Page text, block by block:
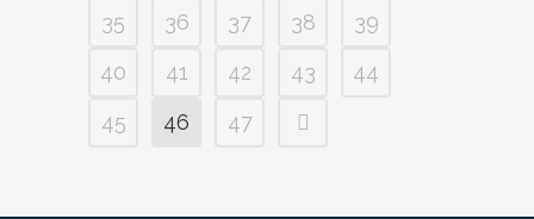
35
36 37 38
39
40
41 42 43
44
45
46 47